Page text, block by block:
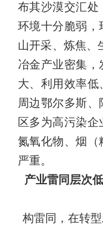
布其沙漠交汇处
环境十分脆弱，
山开采、炼焦、
冶金产业密集，
大、利用效率低
周边鄂尔多斯、
区多为高污染企
氮氧化物、烟
严重。
产业雷同层次低
构雷同，在转